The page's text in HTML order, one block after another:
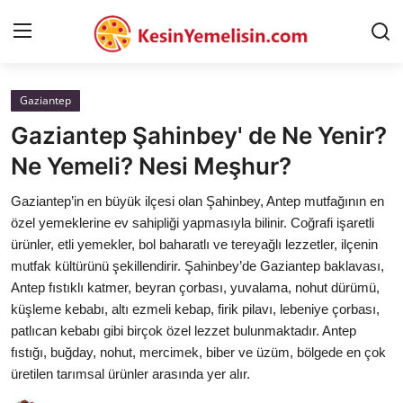
AnaSayfa
Gizlilik Sözleşmesi
Rüya Tabirleri
Diyet & Sağlıklı Beslenme
İletişim
Şehirler
Helal Gıda & Dini Hükümler
Gaziantep
Gaziantep Şahinbey' de Ne Yenir?
Ne Yemeli? Nesi Meşhur?
Gaziantep’in en büyük ilçesi olan Şahinbey, Antep mutfağının en
özel yemeklerine ev sahipliği yapmasıyla bilinir. Coğrafi işaretli
ürünler, etli yemekler, bol baharatlı ve tereyağlı lezzetler, ilçenin
mutfak kültürünü şekillendirir. Şahinbey’de Gaziantep baklavası,
Antep fıstıklı katmer, beyran çorbası, yuvalama, nohut dürümü,
küşleme kebabı, altı ezmeli kebap, firik pilavı, lebeniye çorbası,
patlıcan kebabı gibi birçok özel lezzet bulunmaktadır. Antep
fıstığı, buğday, nohut, mercimek, biber ve üzüm, bölgede en çok
üretilen tarımsal ürünler arasında yer alır.